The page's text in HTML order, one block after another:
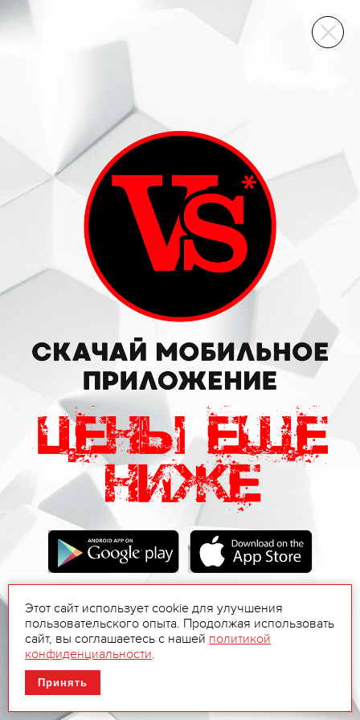
ВИННЫЙ СКЛАД
Этот сайт использует cookie для улучшения
пользовательского опыта. Продолжая использовать
сайт, вы соглашаетесь с нашей политикой
конфиденциальности.
Принять